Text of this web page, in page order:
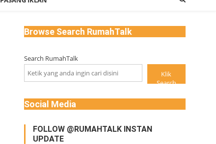
Browse Search RumahTalk
Search RumahTalk
Klik
Search
Social Media
FOLLOW @RUMAHTALK INSTAN
UPDATE